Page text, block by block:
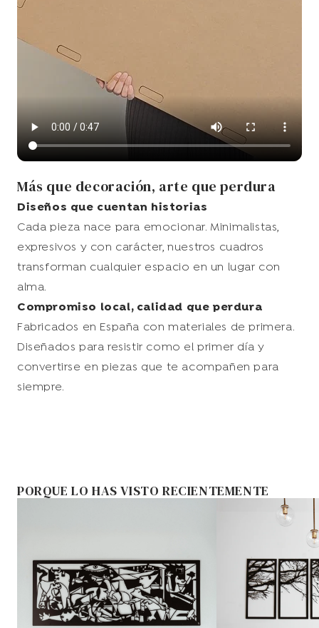
Más que decoración, arte que perdura
Diseños que cuentan historias
Cada pieza nace para emocionar. Minimalistas,
expresivos y con carácter, nuestros cuadros
transforman cualquier espacio en un lugar con
alma.
Compromiso local, calidad que perdura
Fabricados en España con materiales de primera.
Diseñados para resistir como el primer día y
convertirse en piezas que te acompañen para
siempre.
PORQUE LO HAS VISTO RECIENTEMENTE